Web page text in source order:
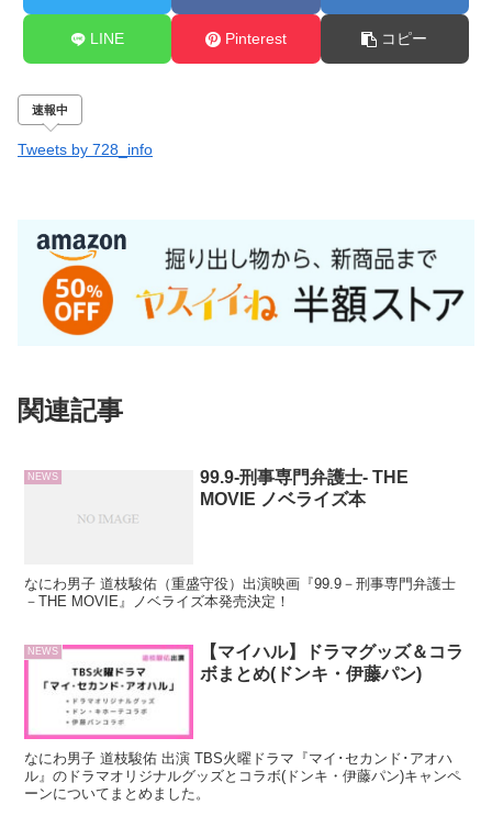
LINE Pinterest コピー
速報中
Tweets by 728_info
関連記事
NEWS
99.9-刑事専門弁護士- THE
MOVIE ノベライズ本
なにわ男子 道枝駿佑（重盛守役）出演映画『99.9－刑事専門弁護士
－THE MOVIE』ノベライズ本発売決定！
NEWS
【マイハル】ドラマグッズ＆コラ
ボまとめ(ドンキ・伊藤パン)
なにわ男子 道枝駿佑 出演 TBS火曜ドラマ『マイ･セカンド･アオハ
ル』のドラマオリジナルグッズとコラボ(ドンキ・伊藤パン)キャンペ
ーンについてまとめました。